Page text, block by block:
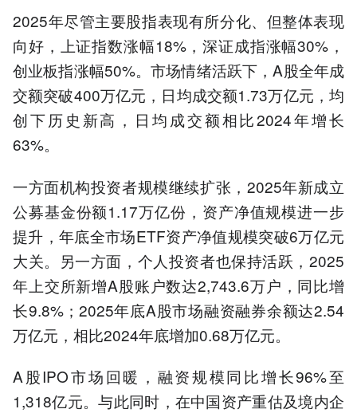
2025年尽管主要股指表现有所分化、但整体表现
向好，上证指数涨幅18%，深证成指涨幅30%，
创业板指涨幅50%。市场情绪活跃下，A股全年成
交额突破400万亿元，日均成交额1.73万亿元，均
创下历史新高，日均成交额相比2024年增长
63%。
一方面机构投资者规模继续扩张，2025年新成立
公募基金份额1.17万亿份，资产净值规模进一步
提升，年底全市场ETF资产净值规模突破6万亿元
大关。另一方面，个人投资者也保持活跃，2025
年上交所新增A股账户数达2,743.6万户，同比增
长9.8%；2025年底A股市场融资融券余额达2.54
万亿元，相比2024年底增加0.68万亿元。
A股IPO市场回暖，融资规模同比增长96%至
1,318亿元。与此同时，在中国资产重估及境内企